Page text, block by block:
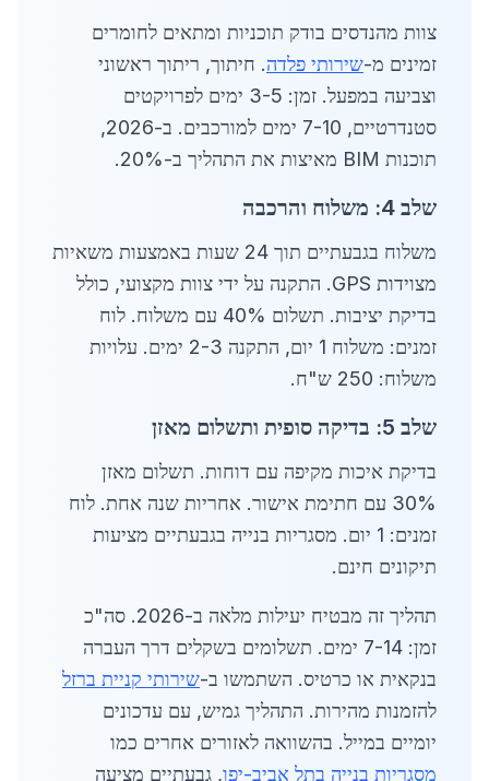
צוות מהנדסים בודק תוכניות ומתאים לחומרים
זמינים מ-שירותי פלדה. חיתוך, ריתוך ראשוני
וצביעה במפעל. זמן: 3-5 ימים לפרויקטים
סטנדרטיים, 7-10 ימים למורכבים. ב-2026,
תוכנות BIM מאיצות את התהליך ב-20%.
שלב 4: משלוח והרכבה
משלוח בגבעתיים תוך 24 שעות באמצעות משאיות
מצוידות GPS. התקנה על ידי צוות מקצועי, כולל
בדיקת יציבות. תשלום 40% עם משלוח. לוח
זמנים: משלוח 1 יום, התקנה 2-3 ימים. עלויות
משלוח: 250 ש"ח.
שלב 5: בדיקה סופית ותשלום מאזן
בדיקת איכות מקיפה עם דוחות. תשלום מאזן
30% עם חתימת אישור. אחריות שנה אחת. לוח
זמנים: 1 יום. מסגריות בנייה בגבעתיים מציעות
תיקונים חינם.
תהליך זה מבטיח יעילות מלאה ב-2026. סה"כ
זמן: 7-14 ימים. תשלומים בשקלים דרך העברה
בנקאית או כרטיס. השתמשו ב-שירותי קניית ברזל
להזמנות מהירות. התהליך גמיש, עם עדכונים
יומיים במייל. בהשוואה לאזורים אחרים כמו
מסגריות בנייה בתל אביב-יפו, גבעתיים מציעה